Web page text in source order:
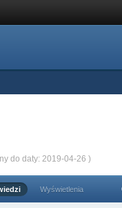
do daty: 2019-04-26 )
Wyświetlenia